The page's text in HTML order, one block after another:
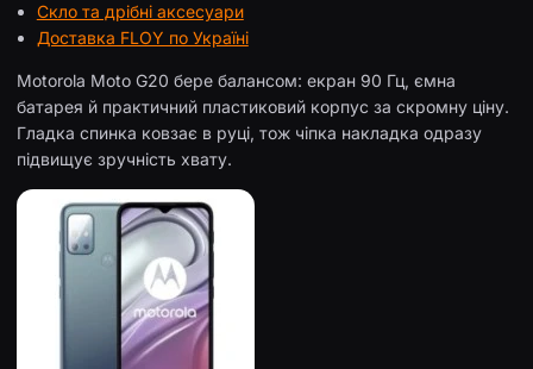
Скло та дрібні аксесуари
Доставка FLOY по Україні
Motorola Moto G20 бере балансом: екран 90 Гц, ємна
батарея й практичний пластиковий корпус за скромну ціну.
Гладка спинка ковзає в руці, тож чіпка накладка одразу
підвищує зручність хвату.